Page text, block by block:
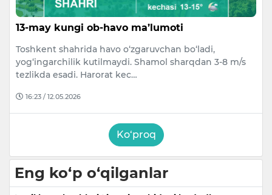
13-may kungi ob-havo ma’lumoti
Toshkent shahrida havo o‘zgaruvchan bo‘ladi,
yog‘ingarchilik kutilmaydi. Shamol sharqdan 3-8 m/s
tezlikda esadi. Harorat kec…
16:23 / 12.05.2026
Ko‘proq
Eng ko‘p o‘qilganlar